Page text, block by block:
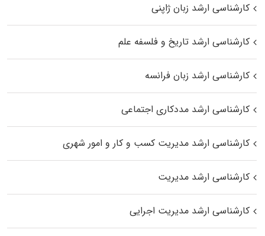
کارشناسی ارشد زبان ژاپنی
کارشناسی ارشد تاریخ و فلسفه علم
کارشناسی ارشد زبان فرانسه
کارشناسی ارشد مددکاری اجتماعی
کارشناسی ارشد مدیریت کسب و کار و امور شهری
کارشناسی ارشد مدیریت
کارشناسی ارشد مدیریت اجرایی